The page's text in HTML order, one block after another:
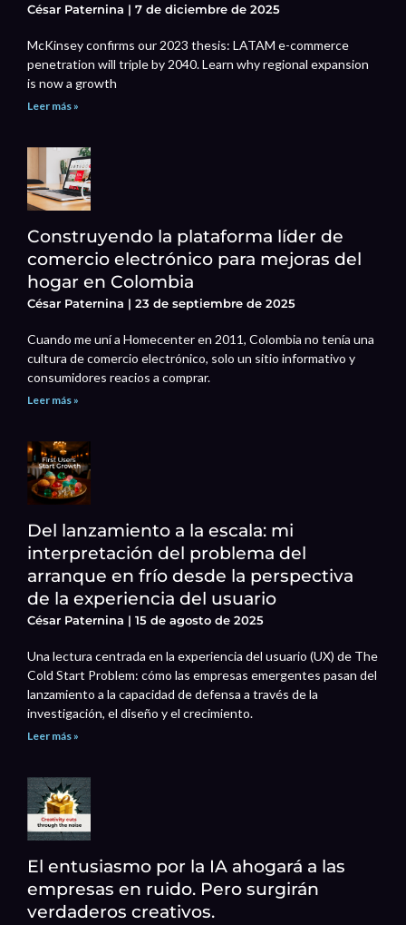
César Paternina 7 de diciembre de 2025
McKinsey confirms our 2023 thesis: LATAM e-commerce
penetration will triple by 2040. Learn why regional expansion
is now a growth
Leer más »
Construyendo la plataforma líder de
comercio electrónico para mejoras del
hogar en Colombia
César Paternina 23 de septiembre de 2025
Cuando me uní a Homecenter en 2011, Colombia no tenía una
cultura de comercio electrónico, solo un sitio informativo y
consumidores reacios a comprar.
Leer más »
Del lanzamiento a la escala: mi
interpretación del problema del
arranque en frío desde la perspectiva
de la experiencia del usuario
César Paternina 15 de agosto de 2025
Una lectura centrada en la experiencia del usuario (UX) de The
Cold Start Problem: cómo las empresas emergentes pasan del
lanzamiento a la capacidad de defensa a través de la
investigación, el diseño y el crecimiento.
Leer más »
El entusiasmo por la IA ahogará a las
empresas en ruido. Pero surgirán
verdaderos creativos.